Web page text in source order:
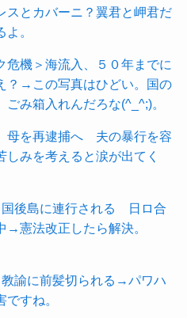
とカバーニ？翼君と岬君だ
。
危機＞海流入、５０年までに
？→この写真はひどい。国の
ごみ箱入れんだろな(^_^;)。
母を再逮捕へ 夫の暴行を容
みを考えると涙が出てく
国後島に連行される 日ロ合
→憲法改正したら解決。
諭に前髪切られる→パワハ
すね。